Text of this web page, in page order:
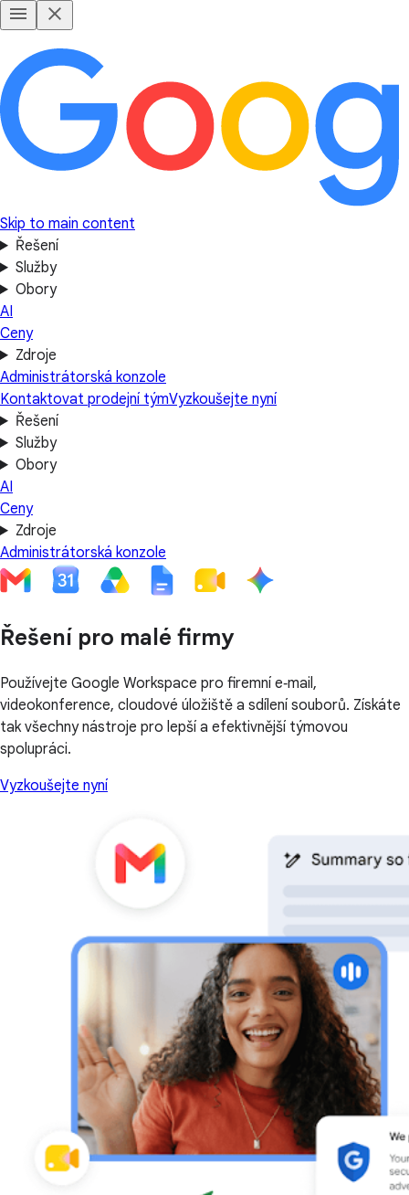
Skip to main content
Řešení
Služby
Obory
AI
Ceny
Zdroje
Administrátorská konzole
Kontaktovat prodejní týmVyzkoušejte nyní
Řešení
Služby
Obory
AI
Ceny
Zdroje
Administrátorská konzole
Řešení pro malé firmy
Používejte Google Workspace pro firemní e‑mail,
videokonference, cloudové úložiště a sdílení souborů. Získáte
tak všechny nástroje pro lepší a efektivnější týmovou
spolupráci.
Vyzkoušejte nyní